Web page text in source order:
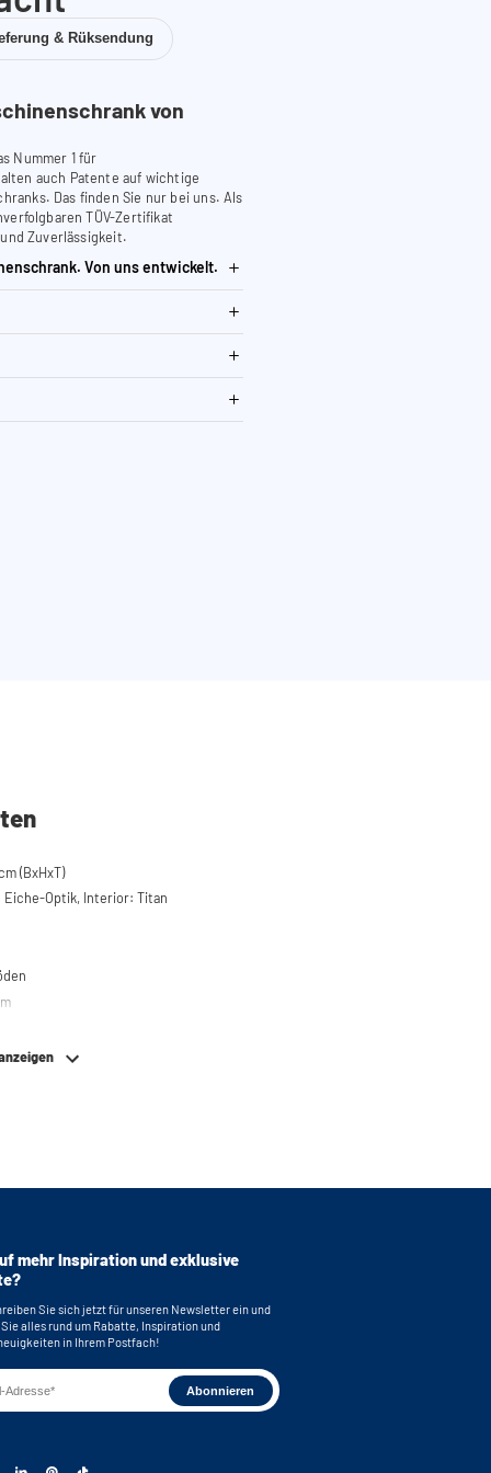
& Rüksendung
von
Nummer 1 für
auch Patente auf wichtige
Das finden Sie nur bei uns. Als
TÜV-Zertifikat
Zuverlässigkeit.
Von uns entwickelt.
(BxHxT)
Eiche-Optik, Interior: Titan
mehr Inspiration und exklusive
Sie sich jetzt für unseren Newsletter ein und
alles rund um Rabatte, Inspiration und
in Ihrem Postfach!